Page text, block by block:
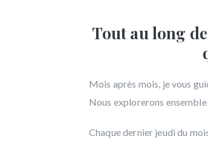
Tout au long
Mois après mois, je vous
Nous explorerons
Chaque dernier jeudi du